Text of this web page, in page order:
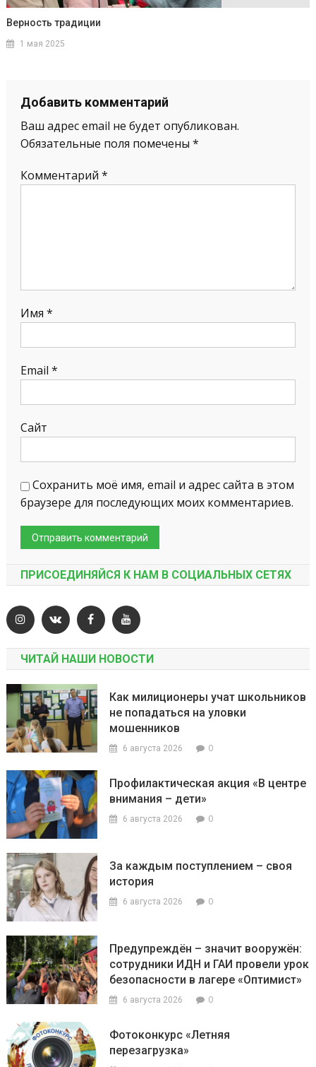
Верность традиции
1 мая 2025
Добавить комментарий
Ваш адрес email не будет опубликован.
Обязательные поля помечены *
Комментарий *
Имя *
Email *
Сайт
Сохранить моё имя, email и адрес сайта в этом
браузере для последующих моих комментариев.
ПРИСОЕДИНЯЙСЯ К НАМ В СОЦИАЛЬНЫХ СЕТЯХ
ЧИТАЙ НАШИ НОВОСТИ
Как милиционеры учат школьников
не попадаться на уловки
мошенников
6 августа 2026 0
Профилактическая акция «В центре
внимания – дети»
6 августа 2026 0
За каждым поступлением – своя
история
6 августа 2026 0
Предупреждён – значит вооружён:
сотрудники ИДН и ГАИ провели урок
безопасности в лагере «Оптимист»
6 августа 2026 0
Фотоконкурс «Летняя
перезагрузка»